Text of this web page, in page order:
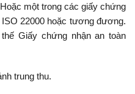
một trong các giấy chứng
22000 hoặc tương đương.
Giấy chứng nhận an toàn
trung thu.